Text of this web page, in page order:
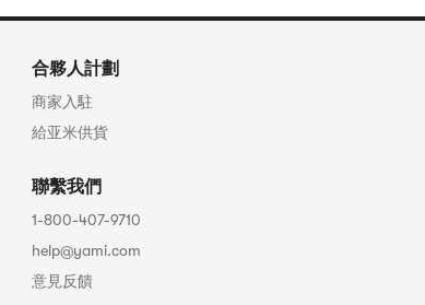
合夥人計劃
商家入駐
給亚米供貨
聯繫我們
1-800-407-9710
help@yami.com
意見反饋